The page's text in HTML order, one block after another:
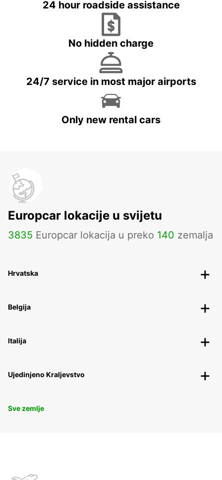
24 hour roadside assistance
No hidden charge
24/7 service in most major airports
Only new rental cars
Europcar lokacije u svijetu
3835 Europcar lokacija u preko 140 zemalja
Hrvatska
Belgija
Italija
Ujedinjeno Kraljevstvo
Sve zemlje